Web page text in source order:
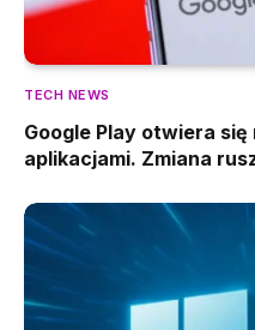
TECH NEWS
Google Play otwiera
aplikacjami. Zmiana